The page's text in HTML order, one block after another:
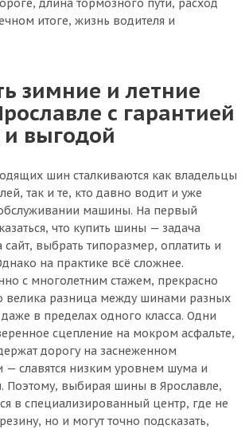
длина тормозного пути, расход
итоге, жизнь водителя и
зимние и летние
с гарантией
и выгодой
шин сталкиваются как владельцы
так и те, кто давно водит и уже
машины. На первый
что купить шины — задача
сайт, выбрать типоразмер, оплатить и
на практике всё сложнее.
с многолетним стажем, прекрасно
велика разница между шинами разных
в пределах одного класса. Одни
сцепление на мокром асфальте,
дорогу на заснеженном
— славятся низким уровнем шума и
Поэтому, выбирая шины в Ярославле,
в специализированный центр, где не
но и могут точно подсказать,